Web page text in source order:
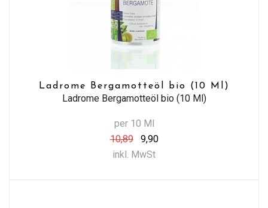
Ladrome Bergamotteöl bio (10 Ml)
Ladrome Bergamotteöl bio (10 Ml)
per 10 Ml
10,89
9,90
inkl. MwSt